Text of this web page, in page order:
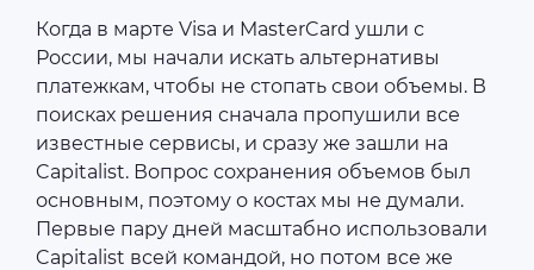
Когда в марте Visa и MasterCard ушли с
России, мы начали искать альтернативы
платежкам, чтобы не стопать свои объемы. В
поисках решения сначала пропушили все
известные сервисы, и сразу же зашли на
Capitalist. Вопрос сохранения объемов был
основным, поэтому о костах мы не думали.
Первые пару дней масштабно использовали
Capitalist всей командой, но потом все же